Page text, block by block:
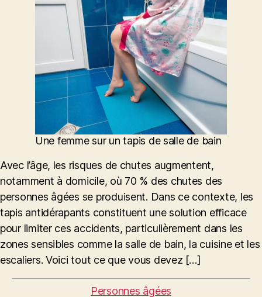
Une femme sur un tapis de salle de bain
Avec l’âge, les risques de chutes augmentent,
notamment à domicile, où 70 % des chutes des
personnes âgées se produisent. Dans ce contexte, les
tapis antidérapants constituent une solution efficace
pour limiter ces accidents, particulièrement dans les
zones sensibles comme la salle de bain, la cuisine et les
escaliers. Voici tout ce que vous devez […]
Catégories
Personnes âgées